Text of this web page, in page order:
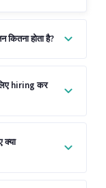
होता है?
hiring कर
क्या